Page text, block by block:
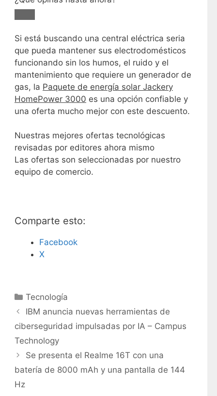
Si está buscando una central eléctrica seria
que pueda mantener sus electrodomésticos
funcionando sin los humos, el ruido y el
mantenimiento que requiere un generador de
gas, la Paquete de energía solar Jackery
HomePower 3000 es una opción confiable y
una oferta mucho mejor con este descuento.
Nuestras mejores ofertas tecnológicas
revisadas por editores ahora mismo
Las ofertas son seleccionadas por nuestro
equipo de comercio.
Comparte esto:
Facebook
X
C
a
e
g
o
r
Tecnología
IBM anuncia nuevas herramientas de
ciberseguridad impulsadas por IA – Campus
Technology
Se presenta el Realme 16T con una
batería de 8000 mAh y una pantalla de 144
Hz